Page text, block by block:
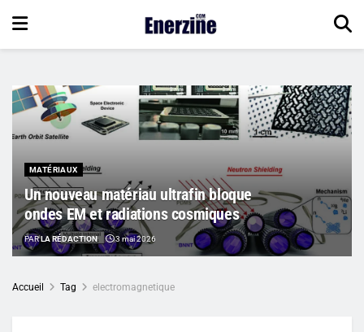
MATÉRIAUX
Un nouveau matériau ultrafin bloque
ondes EM et radiations cosmiques
PARLA RÉDACTION 3 mai 2026
Accueil Tag electromagnetique